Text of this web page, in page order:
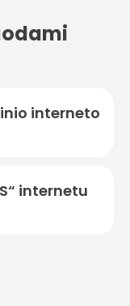
interneto
internetu